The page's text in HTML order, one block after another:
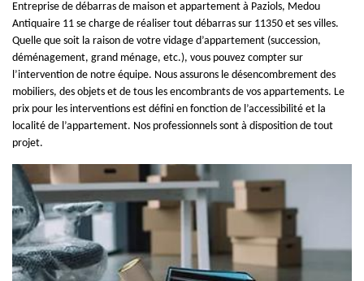
Entreprise de débarras de maison et appartement à Paziols, Medou
Antiquaire 11 se charge de réaliser tout débarras sur 11350 et ses villes.
Quelle que soit la raison de votre vidage d’appartement (succession,
déménagement, grand ménage, etc.), vous pouvez compter sur
l’intervention de notre équipe. Nous assurons le désencombrement des
mobiliers, des objets et de tous les encombrants de vos appartements. Le
prix pour les interventions est défini en fonction de l’accessibilité et la
localité de l’appartement. Nos professionnels sont à disposition de tout
projet.